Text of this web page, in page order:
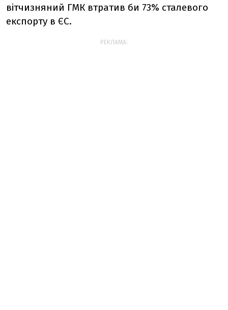
вітчизняний ГМК втратив би 73% сталевого
експорту в ЄС.
РЕКЛАМА: